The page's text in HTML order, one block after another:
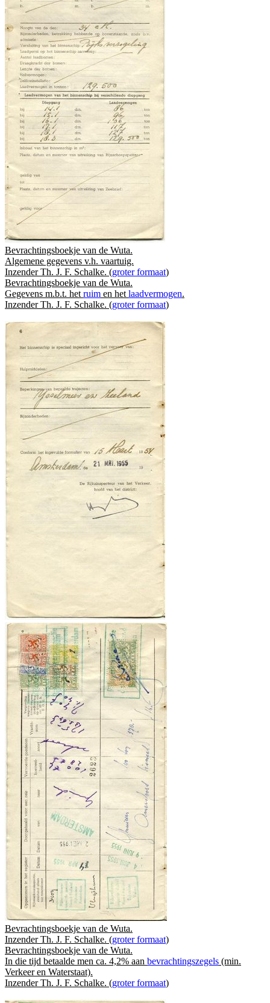
Bevrachtingsboekje van de Wuta.
Algemene gegevens v.h. vaartuig.
Inzender Th. J. F. Schalke. (groter formaat)
Bevrachtingsboekje van de Wuta.
Gegevens m.b.t. het ruim en het laadvermogen.
Inzender Th. J. F. Schalke. (groter formaat)
Bevrachtingsboekje van de Wuta.
Inzender Th. J. F. Schalke. (groter formaat)
Bevrachtingsboekje van de Wuta.
In die tijd betaalde men ca. 4,2% aan bevrachtingszegels (min.
Verkeer en Waterstaat).
Inzender Th. J. F. Schalke. (groter formaat)